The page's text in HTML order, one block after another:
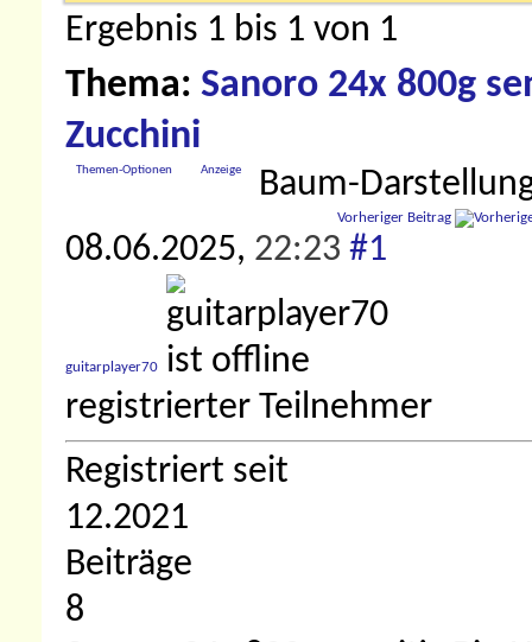
Ergebnis 1 bis 1 von 1
Thema: Sanoro 24x 800g
Zucchini
Themen-Optionen Anzeige Baum-
Vorheriger Beitrag
08.06.2025, 22:23 #1
guitarplayer70
registrierter Teilnehmer
Registriert seit
12.2021
Beiträge
8